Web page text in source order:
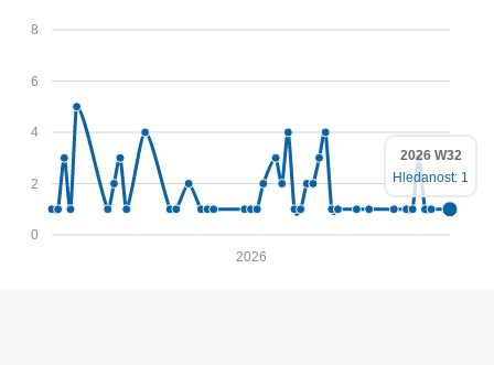
0
2
4
6
8
2026
2026 W32
Hledanost: 1